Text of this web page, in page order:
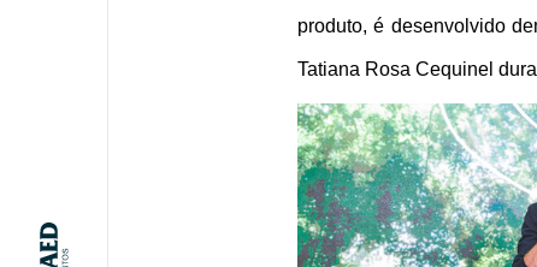
produto, é desenvolvido
Tatiana Rosa Cequinel